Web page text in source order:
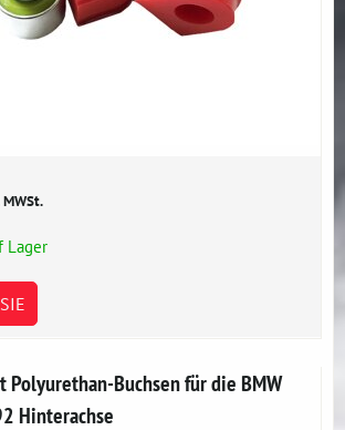
Lager
Polyurethan-Buchsen für die BMW
Hinterachse